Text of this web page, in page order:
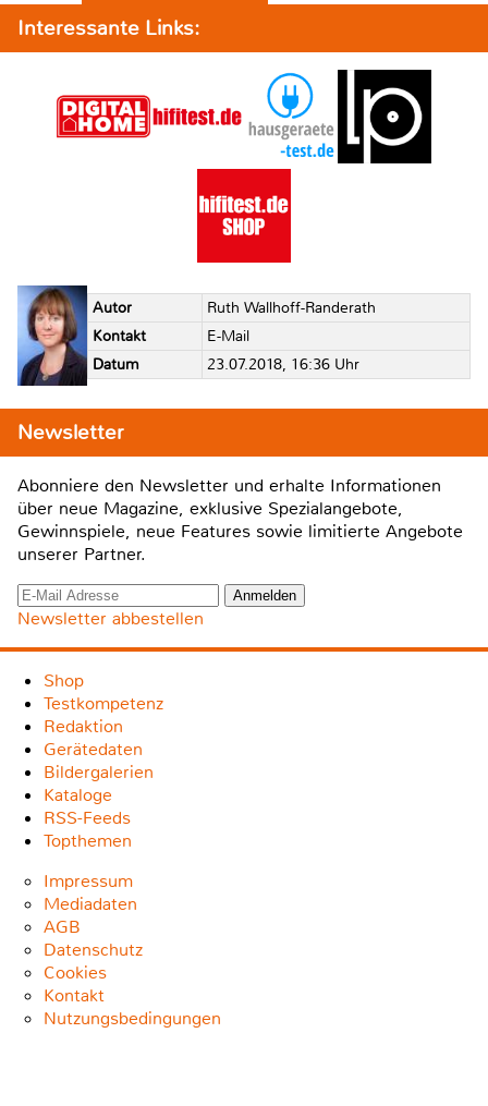
Interessante Links:
Autor
Ruth Wallhoff-Randerath
Kontakt
E-Mail
Datum
23.07.2018, 16:36 Uhr
Newsletter
Abonniere den Newsletter und erhalte Informationen
über neue Magazine, exklusive Spezialangebote,
Gewinnspiele, neue Features sowie limitierte Angebote
unserer Partner.
Newsletter abbestellen
Shop
Testkompetenz
Redaktion
Gerätedaten
Bildergalerien
Kataloge
RSS-Feeds
Topthemen
Impressum
Mediadaten
AGB
Datenschutz
Cookies
Kontakt
Nutzungsbedingungen